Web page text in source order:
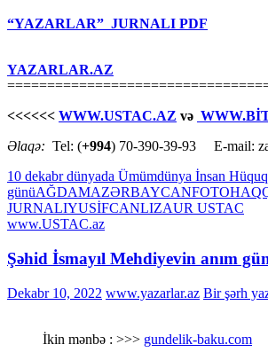
“YAZARLAR” JURNALI PDF
YAZARLAR.AZ
<<<<<< WWW.USTAC.AZ və
Əlaqə: Tel: (+994) 70-390-39-93 E-mail:
10 dekabr dünyada Ümümdünya İnsan
günüAĞDAMAZƏRBAYCANFOTO
JURNALIYUSİFCANLIZAUR USTAC
www.USTAC.az
Şəhid İsmayıl Mehdiyevin anım
Dekabr 10, 2022 www.yazarlar.az Bir şərh
İkin mənbə : >>> gundelik-baku.com